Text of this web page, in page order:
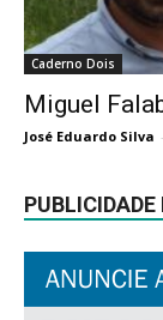
Caderno Dois
Miguel
José Eduardo Silva -
PUBLICIDADE